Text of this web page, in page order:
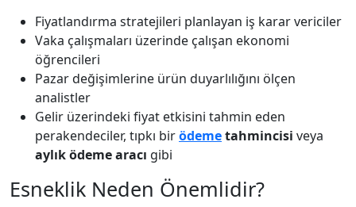
Fiyatlandırma stratejileri planlayan iş karar vericiler
Vaka çalışmaları üzerinde çalışan ekonomi
öğrencileri
Pazar değişimlerine ürün duyarlılığını ölçen
analistler
Gelir üzerindeki fiyat etkisini tahmin eden
perakendeciler, tıpkı birödemetahmincisi veya
aylık ödeme aracı gibi
Esneklik Neden Önemlidir?